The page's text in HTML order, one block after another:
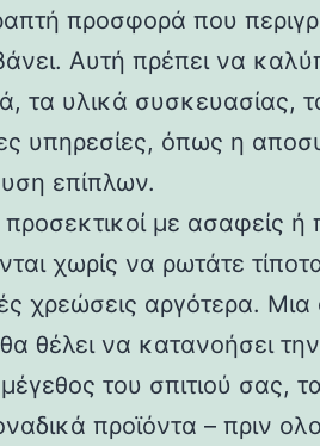
προσφορά που
Αυτή πρέπει να
τα υλικά συσκευασίας,
υπηρεσίες, όπως η
επίπλων.
προσεκτικοί με ασαφείς
χωρίς να ρωτάτε
χρεώσεις αργότερα. Μια
θα θέλει να κατανοήσει
του σπιτιού σας,
προϊόντα – πριν